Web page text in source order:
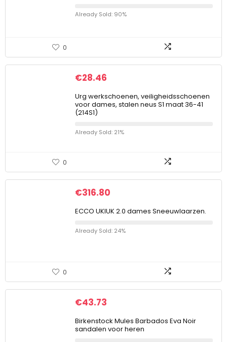
Already Sold: 90%
0
€28.46
Urg werkschoenen, veiligheidsschoenen
voor dames, stalen neus S1 maat 36-41
(214S1)
Already Sold: 21%
0
€316.80
ECCO UKIUK 2.0 dames Sneeuwlaarzen.
Already Sold: 24%
0
€43.73
Birkenstock Mules Barbados Eva Noir
sandalen voor heren